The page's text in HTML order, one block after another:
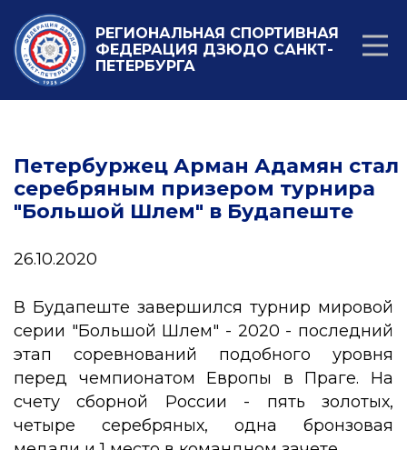
РЕГИОНАЛЬНАЯ СПОРТИВНАЯ
ФЕДЕРАЦИЯ ДЗЮДО САНКТ-
ПЕТЕРБУРГА
Петербуржец Арман Адамян стал
серебряным призером турнира
"Большой Шлем" в Будапеште
26.10.2020
В Будапеште завершился турнир мировой
серии "Большой Шлем" - 2020 - последний
этап соревнований подобного уровня
перед чемпионатом Европы в Праге. На
счету сборной России - пять золотых,
четыре серебряных, одна бронзовая